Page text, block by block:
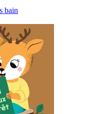
bain